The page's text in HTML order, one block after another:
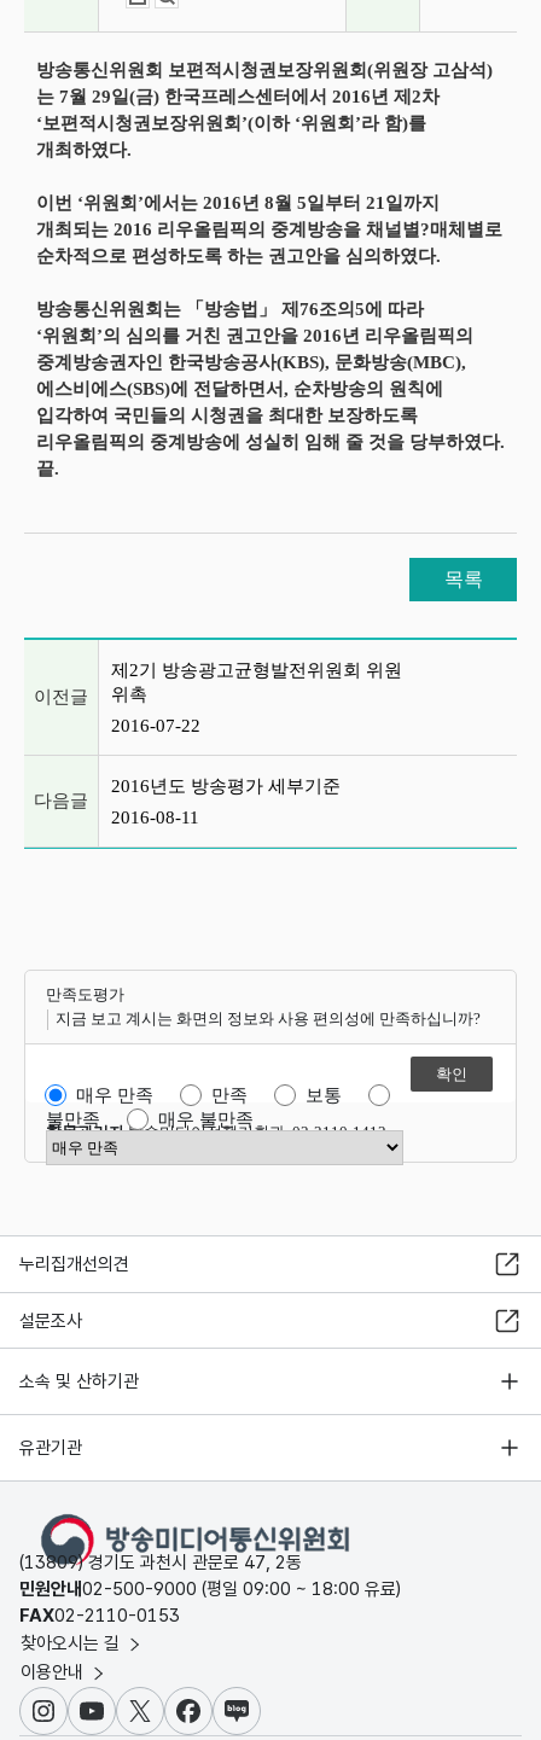
방송통신위원회 보편적시청권보장위원회(위원장 고삼석)
는 7월 29일(금) 한국프레스센터에서 2016년 제2차
‘보편적시청권보장위원회’(이하 ‘위원회’라 함)를
개최하였다.
이번 ‘위원회’에서는 2016년 8월 5일부터 21일까지
개최되는 2016 리우올림픽의 중계방송을 채널별?매체별로
순차적으로 편성하도록 하는 권고안을 심의하였다.
방송통신위원회는 「방송법」 제76조의5에 따라
‘위원회’의 심의를 거친 권고안을 2016년 리우올림픽의
중계방송권자인 한국방송공사(KBS), 문화방송(MBC),
에스비에스(SBS)에 전달하면서, 순차방송의 원칙에
입각하여 국민들의 시청권을 최대한 보장하도록
리우올림픽의 중계방송에 성실히 임해 줄 것을 당부하였다.
끝.
목록
이전글
제2기 방송광고균형발전위원회 위원
위촉
2016-07-22
다음글
2016년도 방송평가 세부기준
2016-08-11
만족도평가
지금 보고 계시는 화면의 정보와 사용 편의성에 만족하십니까?
매우 만족 만족
보통
불만족
매우 불만족
만족도 점수 선택
항목관리자방송미디어정책기획과 02-2110-1412
누리집개선의견
설문조사
소속 및 산하기관
유관기관
(13809) 경기도 과천시 관문로 47, 2동
민원안내02-500-9000 (평일 09:00 ~ 18:00 유료)
FAX02-2110-0153
찾아오시는 길
이용안내
인스타그램
유튜브X 페이스북
블로그